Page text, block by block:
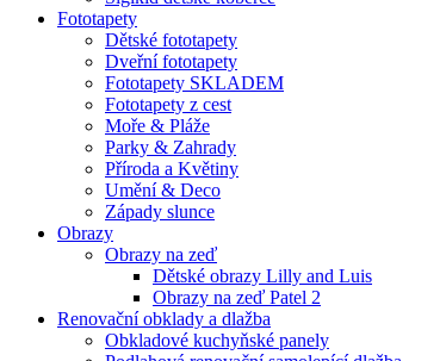
Fototapety
Dětské fototapety
Dveřní fototapety
Fototapety SKLADEM
Fototapety z cest
Moře & Pláže
Parky & Zahrady
Příroda a Květiny
Umění & Deco
Západy slunce
Obrazy
Obrazy na zeď
Dětské obrazy Lilly and Luis
Obrazy na zeď Patel 2
Renovační obklady a dlažba
Obkladové kuchyňské panely